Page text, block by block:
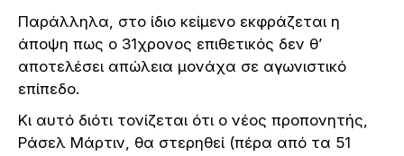
Παράλληλα, στο ίδιο κείμενο εκφράζεται η
άποψη πως ο 31χρονος επιθετικός δεν θ’
αποτελέσει απώλεια μονάχα σε αγωνιστικό
επίπεδο.
Κι αυτό διότι τονίζεται ότι ο νέος προπονητής,
Ράσελ Μάρτιν, θα στερηθεί (πέρα από τα 51